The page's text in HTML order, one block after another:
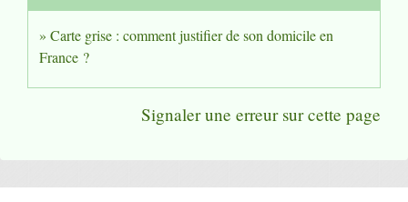
Carte grise : comment justifier de son domicile en
France ?
Signaler une erreur sur cette page